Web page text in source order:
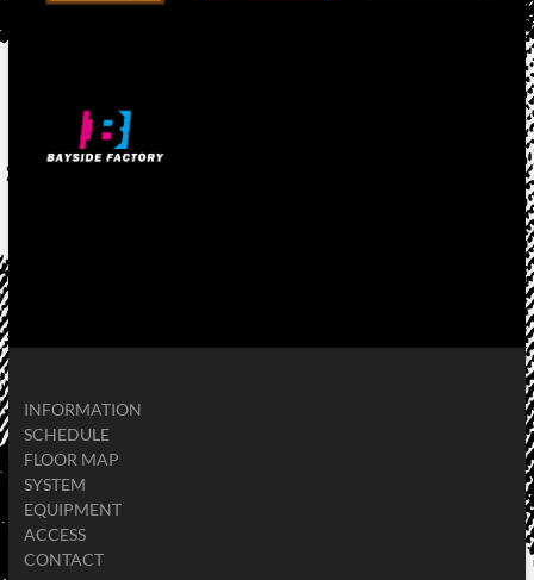
INFORMATION
SCHEDULE
FLOOR MAP
SYSTEM
EQUIPMENT
ACCESS
CONTACT